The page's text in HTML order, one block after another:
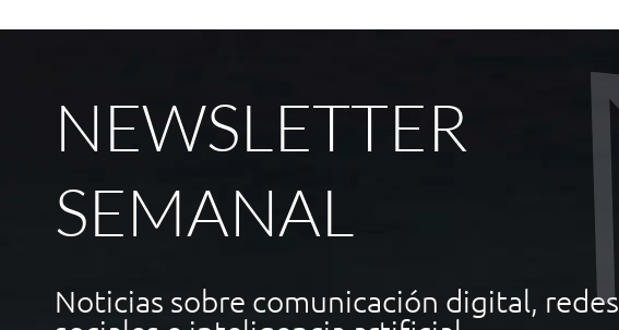
NEWSLETTER
SEMANAL
Noticias sobre comunicación digital, redes